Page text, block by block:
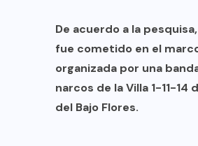
De acuerdo a la
fue cometido en el
organizada por una
narcos de la Villa 1-11-14
del Bajo Flores.